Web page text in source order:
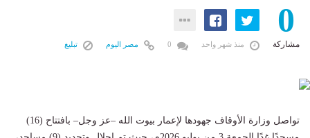
0
مشاركة منذ شهر واحد مصر اليوم تبليغ
تواصل وزارة الأوقاف جهودها لإعمار بيوت الله –عز وجل– بافتتاح (16)